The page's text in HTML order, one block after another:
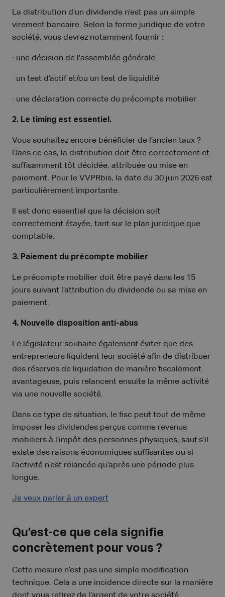
La distribution d’un dividende n’est pas un simple
virement bancaire. Selon la forme juridique de votre
société, vous devrez notamment fournir :
· une décision de l'assemblée générale
· un test d’actif et/ou un test de liquidité
· une déclaration correcte du précompte mobilier
2. Le timing est essentiel.
Vous souhaitez encore bénéficier de l’ancien taux ?
Dans ce cas, la distribution doit être correctement et
suffisamment tôt décidée, attribuée ou mise en
paiement. Pour le VVPRbis, la date du 30 juin 2026 est
particulièrement importante.
Il est donc essentiel que la décision soit
correctement étayée, tant sur le plan juridique que
comptable.
3. Paiement du précompte mobilier
Le précompte mobilier doit être payé dans les 15
jours suivant l’attribution du dividende ou sa mise en
paiement.
4. Nouvelle disposition anti-abus
Le législateur souhaite également éviter que des
entrepreneurs liquident leur société afin de distribuer
des réserves de liquidation de manière fiscalement
avantageuse, puis relancent ensuite la même activité
via une nouvelle société.
Dans ce type de situation, le fisc peut tout de même
imposer les dividendes perçus comme revenus
mobiliers à l’impôt des personnes physiques, sauf s’il
existe des raisons économiques suffisantes ou si
l’activité n’est relancée qu’après une période plus
longue.
Je veux parler à un expert
Qu’est-ce que cela signifie
concrètement pour vous ?
Cette mesure n’est pas une simple modification
technique. Cela a une incidence directe sur la manière